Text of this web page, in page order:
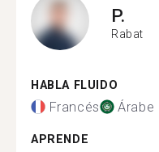
P.
Rabat
HABLA FLUIDO
Francés Árabe
APRENDE